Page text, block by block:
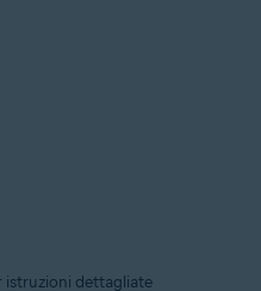
istruzioni dettagliate